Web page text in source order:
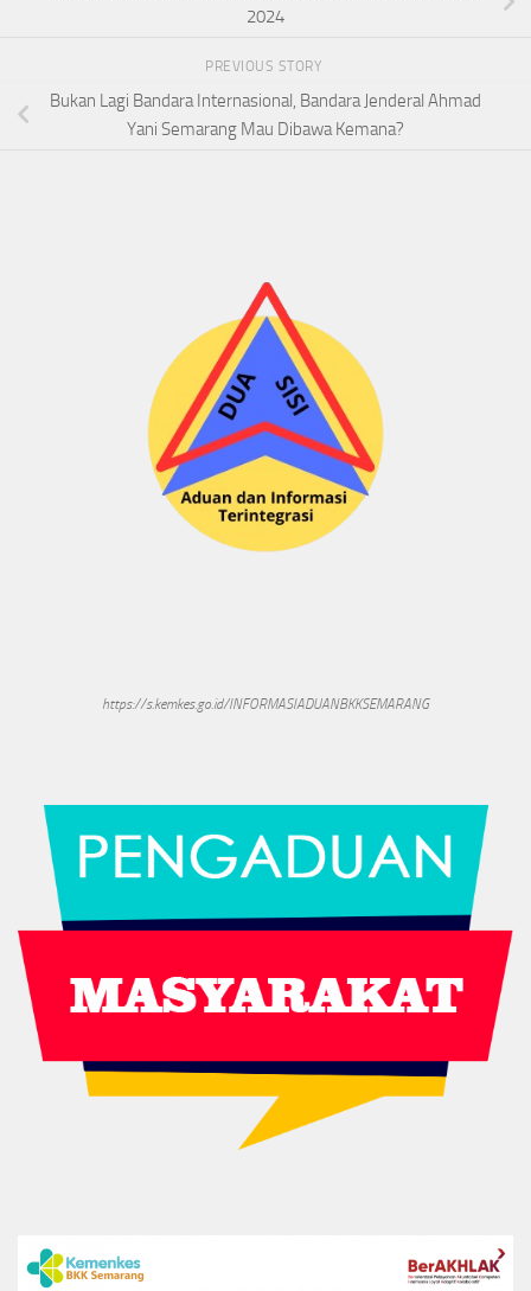
2024
PREVIOUS STORY
Bukan Lagi Bandara Internasional, Bandara Jenderal Ahmad
Yani Semarang Mau Dibawa Kemana?
https://s.kemkes.go.id/INFORMASIADUANBKKSEMARANG